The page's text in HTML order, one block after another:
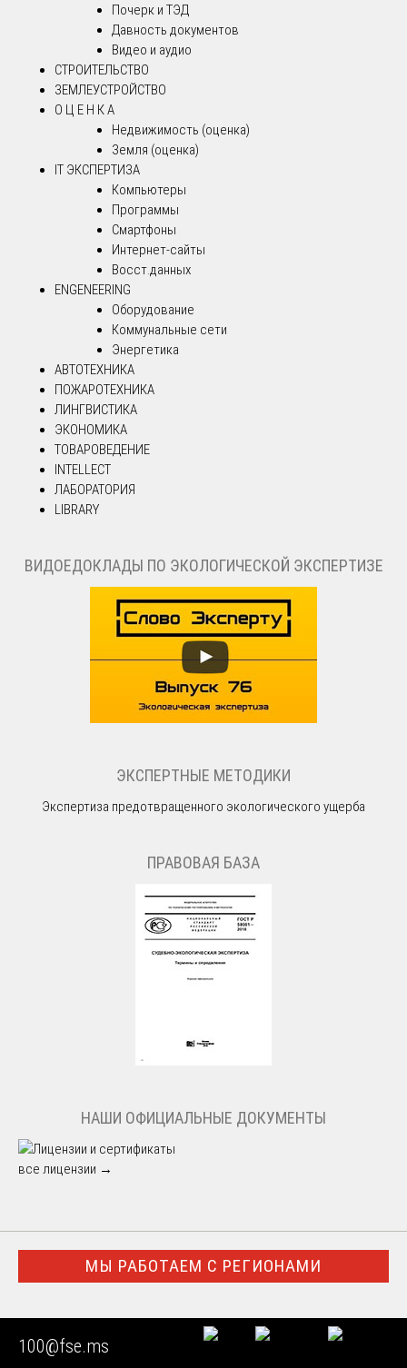
Почерк и ТЭД
Давность документов
Видео и аудио
СТРОИТЕЛЬСТВО
ЗЕМЛЕУСТРОЙСТВО
О Ц Е Н К А
Недвижимость (оценка)
Земля (оценка)
IT ЭКСПЕРТИЗА
Компьютеры
Программы
Смартфоны
Интернет-сайты
Восст.данных
ENGENEERING
Оборудование
Коммунальные сети
Энергетика
АВТОТЕХНИКА
ПОЖАРОТЕХНИКА
ЛИНГВИСТИКА
ЭКОНОМИКА
ТОВАРОВЕДЕНИЕ
INTELLECT
ЛАБОРАТОРИЯ
LIBRARY
ВИДОЕДОКЛАДЫ ПО ЭКОЛОГИЧЕСКОЙ ЭКСПЕРТИЗЕ
ЭКСПЕРТНЫЕ МЕТОДИКИ
Экспертиза предотвращенного экологического ущерба
ПРАВОВАЯ БАЗА
НАШИ ОФИЦИАЛЬНЫЕ ДОКУМЕНТЫ
все лицензии →
МЫ РАБОТАЕМ С РЕГИОНАМИ
100@fse.ms